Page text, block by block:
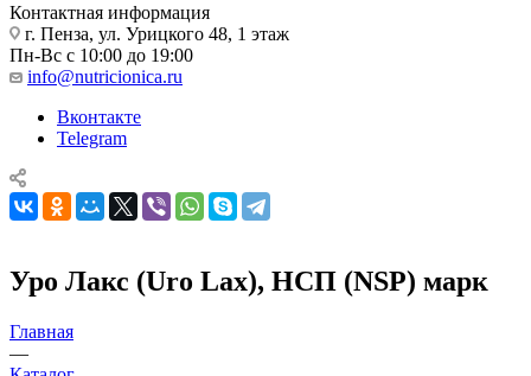
Контактная информация
г. Пенза, ул. Урицкого 48, 1 этаж
Пн-Вс с 10:00 до 19:00
info@nutricionica.ru
Вконтакте
Telegram
Уро Лакс (Uro Lax), НСП (NSP) марк
Главная
—